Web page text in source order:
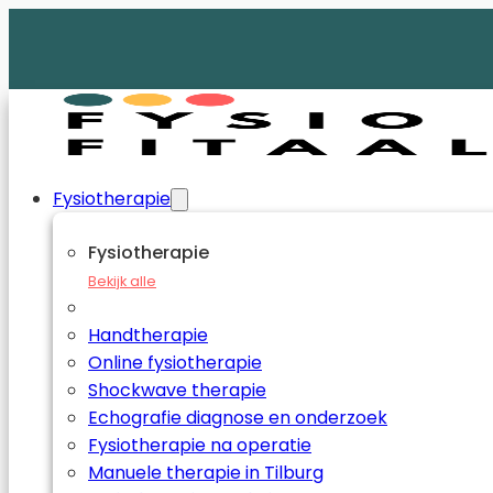
Fysiotherapie
Fysiotherapie
Bekijk alle
Handtherapie
Online fysiotherapie
Shockwave therapie
Echografie diagnose en onderzoek
Fysiotherapie na operatie
Manuele therapie in Tilburg